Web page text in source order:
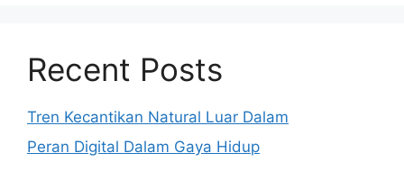
Recent Posts
Tren Kecantikan Natural Luar Dalam
Peran Digital Dalam Gaya Hidup